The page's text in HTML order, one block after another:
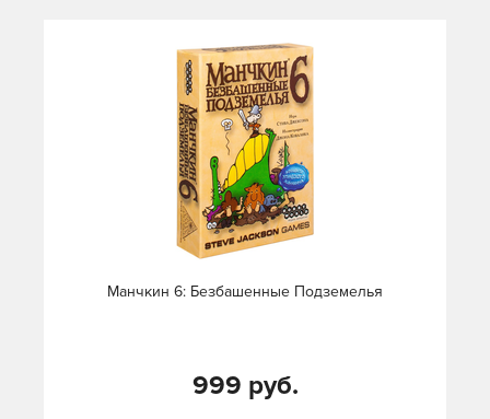
Манчкин 6: Безбашенные Подземелья
999 руб.